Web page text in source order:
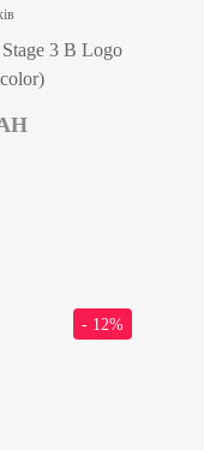
3 B Logo
- 12%